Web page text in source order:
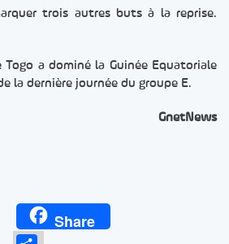
trois autres buts à la reprise.
Togo a dominé la Guinée Equatoriale
la dernière journée du groupe E.
GnetNews
Share